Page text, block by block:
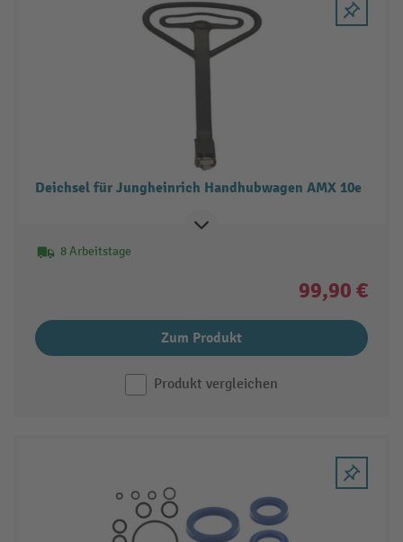
Deichsel für Jungheinrich Handhubwagen AMX 10e
8 Arbeitstage
99,90 €
Zum Produkt
Produkt vergleichen